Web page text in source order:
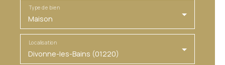
Maison
Type de bien
Divonne-les-Bains (01220)
Localisation